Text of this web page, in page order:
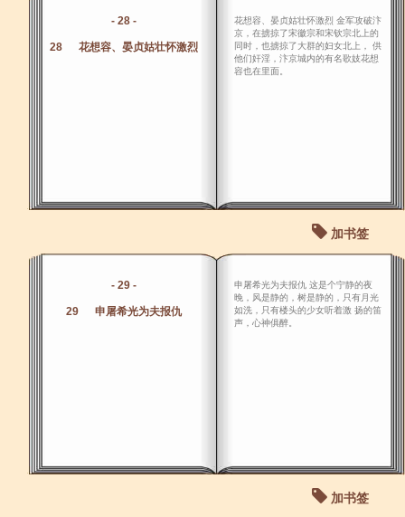
- 28 -
28 花想容、晏贞姑壮怀激烈
花想容、晏贞姑壮怀激烈 金军攻破汴
京，在掳掠了宋徽宗和宋钦宗北上的
同时，也掳掠了大群的妇女北上， 供
他们奸淫，汴京城内的有名歌妓花想
容也在里面。
加书签
- 29 -
29 申屠希光为夫报仇
申屠希光为夫报仇 这是个宁静的夜
晚，风是静的，树是静的，只有月光
如洗，只有楼头的少女听着激 扬的笛
声，心神俱醉。
加书签